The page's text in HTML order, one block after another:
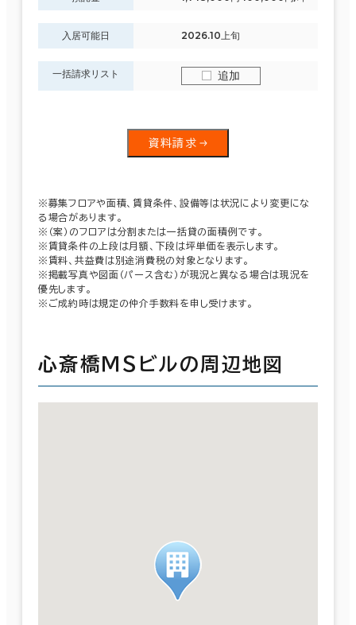
入居可能日 2026.10上旬
一括請求リスト 追加
資料請求
※募集フロアや面積、賃貸条件、設備等は状況により変更にな
る場合があります。
※（案）のフロアは分割または一括貸の面積例です。
※賃貸条件の上段は月額、下段は坪単価を表示します。
※賃料、共益費は別途消費税の対象となります。
※掲載写真や図面（パース含む）が現況と異なる場合は現況を
優先します。
※ご成約時は規定の仲介手数料を申し受けます。
心斎橋ＭＳビルの周辺地図